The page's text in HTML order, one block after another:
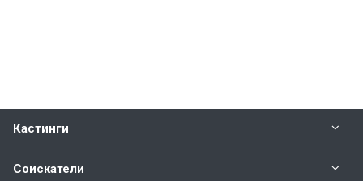
Кастинги
Соискатели